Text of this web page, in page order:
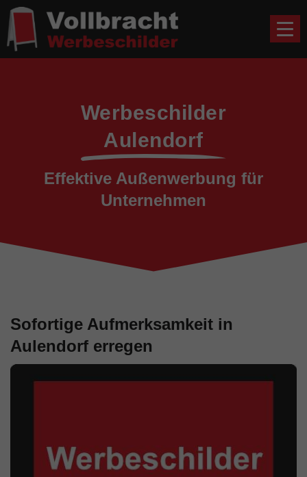
Werbeschilder
Aulendorf
Effektive Außenwerbung für
Unternehmen
Sofortige Aufmerksamkeit in
Aulendorf erregen